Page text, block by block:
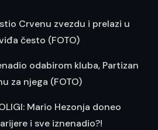
Crvenu zvezdu i prelazi u
često (FOTO)
odabirom kluba, Partizan
za njega (FOTO)
Mario Hezonja doneo
i sve iznenadio?!